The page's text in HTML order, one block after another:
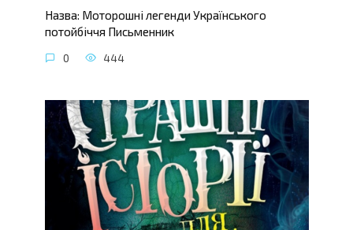
Назва: Моторошні легенди Українського
потойбіччя Письменник
0 444